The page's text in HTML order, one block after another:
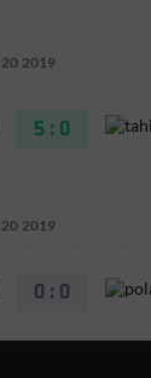
2019
5 : 0
2019
0 : 0